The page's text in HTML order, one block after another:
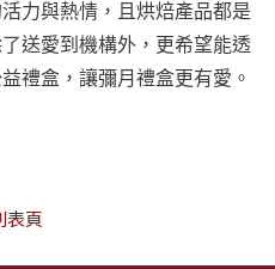
力與熱情，且烘焙產品都是
送愛到機構外，更希望能透
禮盒，讓彌月禮盒更有愛。
表頁